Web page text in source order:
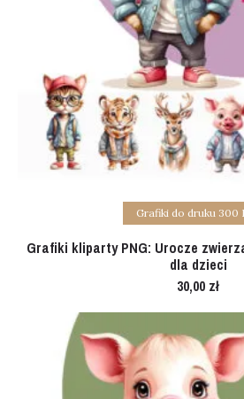
Add to cart
Grafiki do druku 300
Grafiki kliparty PNG: Urocze
dla dzieci
30,00 zł